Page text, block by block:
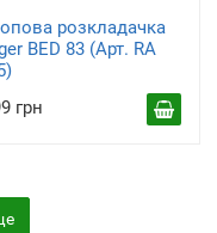
розкладачка
BED 83 (Арт. RA
грн